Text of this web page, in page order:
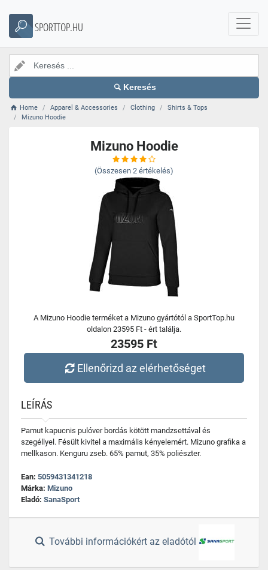
SPORTTOP.HU
Keresés
Home Apparel & Accessories Clothing
Shirts & Tops
Mizuno Hoodie
Mizuno Hoodie
(Összesen 2 értékelés)
A Mizuno Hoodie terméket a Mizuno gyártótól a SportTop.hu
oldalon 23595 Ft - ért találja.
23595 Ft
Ellenőrizd az elérhetőséget
LEÍRÁS
Pamut kapucnis pulóver bordás kötött mandzsettával és
szegéllyel. Fésült kivitel a maximális kényelemért. Mizuno grafika a
mellkason. Kenguru zseb. 65% pamut, 35% poliészter.
Ean: 5059431341218
Márka: Mizuno
Eladó: SanaSport
További információkért az eladótól